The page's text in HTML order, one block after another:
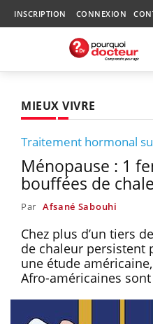
INSCRIPTION CONNEXION
MIEUX VIVRE
Traitement hormonal
Ménopause : 1
bouffées de
Par Afsané Sabouhi
Chez plus d’un tiers
de chaleur persistent
une étude
Afro-américaines